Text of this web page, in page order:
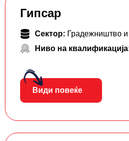
Гипсар
Сектор: Градежништво и
Ниво на
Види повеќе